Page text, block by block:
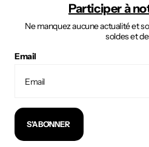
Participer à
Ne manquez aucune actualité et
soldes et
Email
S'ABONNER